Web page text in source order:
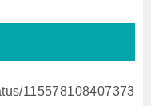
115578108407373